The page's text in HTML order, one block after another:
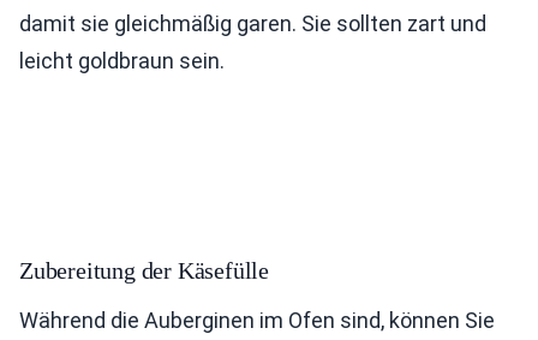
damit sie gleichmäßig garen. Sie sollten zart und
leicht goldbraun sein.
Zubereitung der Käsefülle
Während die Auberginen im Ofen sind, können Sie